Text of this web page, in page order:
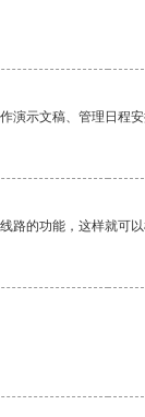
演示文稿、管理日程安
的功能，这样就可